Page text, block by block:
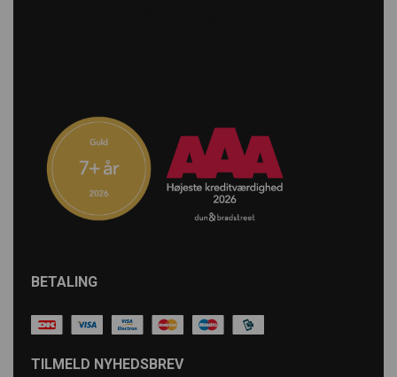
BETALING
TILMELD NYHEDSBREV